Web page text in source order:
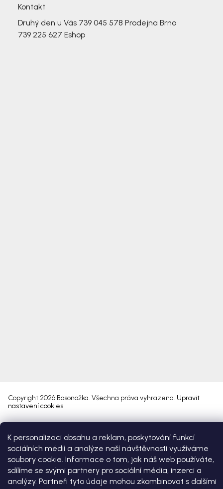
K personalizaci obsahu a reklam, poskytování funkcí
sociálních médií a analýze naší návštěvnosti využíváme
soubory cookie. Informace o tom, jak náš web používáte,
sdílíme se svými partnery pro sociální média, inzerci a
analýzy. Partneři tyto údaje mohou zkombinovat s dalšími
Kontakt
Druhý den u Vás 739 045 578 Prodejna Brno
739 225 627 Eshop
Copyright 2026 Bosonožka. Všechna práva vyhrazena. Upravit
nastavení cookies